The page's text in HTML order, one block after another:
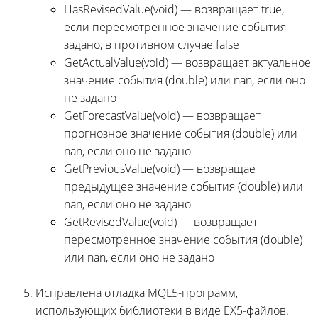
HasRevisedValue(void) — возвращает true,
если пересмотренное значение события
задано, в противном случае false
GetActualValue(void) — возвращает актуальное
значение события (double) или nan, если оно
не задано
GetForecastValue(void) — возвращает
прогнозное значение события (double) или
nan, если оно не задано
GetPreviousValue(void) — возвращает
предыдущее значение события (double) или
nan, если оно не задано
GetRevisedValue(void) — возвращает
пересмотренное значение события (double)
или nan, если оно не задано
Исправлена отладка MQL5-программ,
использующих библиотеки в виде EX5-файлов.